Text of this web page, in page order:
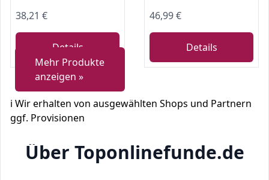
38,21 €
Details
46,99 €
Details
Mehr Produkte
anzeigen »
ℹ️ Wir erhalten von ausgewählten Shops und Partnern
ggf. Provisionen
Über Toponlinefunde.de